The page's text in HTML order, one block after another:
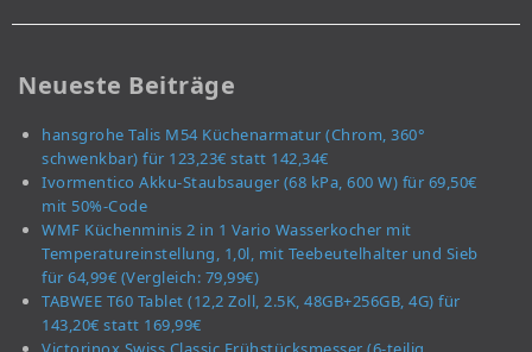
Neueste Beiträge
hansgrohe Talis M54 Küchenarmatur (Chrom, 360°
schwenkbar) für 123,23€ statt 142,34€
Ivormentico Akku-Staubsauger (68 kPa, 600 W) für 69,50€
mit 50%-Code
WMF Küchenminis 2 in 1 Vario Wasserkocher mit
Temperatureinstellung, 1,0l, mit Teebeutelhalter und Sieb
für 64,99€ (Vergleich: 79,99€)
TABWEE T60 Tablet (12,2 Zoll, 2.5K, 48GB+256GB, 4G) für
143,20€ statt 169,99€